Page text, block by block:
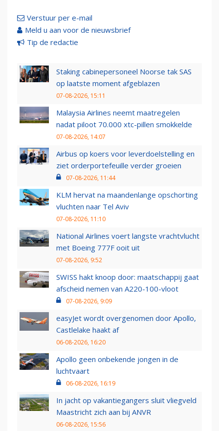
Verstuur per e-mail
Meld u aan voor de nieuwsbrief
Tip de redactie
Staking cabinepersoneel Noorse tak SAS
op laatste moment afgeblazen
07-08-2026, 15:11
Malaysia Airlines neemt maatregelen
nadat piloot 70.000 xtc-pillen smokkelde
07-08-2026, 14:07
Airbus op koers voor leverdoelstelling en
ziet orderportefeuille verder groeien
07-08-2026, 11:44
KLM hervat na maandenlange opschorting
vluchten naar Tel Aviv
07-08-2026, 11:10
National Airlines voert langste vrachtvlucht
met Boeing 777F ooit uit
07-08-2026, 9:52
SWISS hakt knoop door: maatschappij gaat
afscheid nemen van A220-100-vloot
07-08-2026, 9:09
easyJet wordt overgenomen door Apollo,
Castlelake haakt af
06-08-2026, 16:20
Apollo geen onbekende jongen in de
luchtvaart
06-08-2026, 16:19
In jacht op vakantiegangers sluit vliegveld
Maastricht zich aan bij ANVR
06-08-2026, 15:56